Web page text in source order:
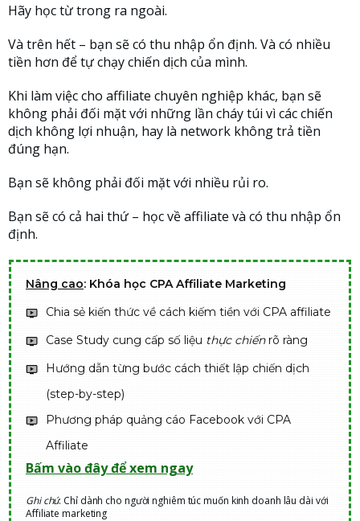
Hãy học từ trong ra ngoài.
Và trên hết – bạn sẽ có thu nhập ổn định. Và có nhiều
tiền hơn để tự chạy chiến dịch của mình.
Khi làm việc cho affiliate chuyên nghiệp khác, bạn sẽ
không phải đối mặt với những lần cháy túi vì các chiến
dịch không lợi nhuận, hay là network không trả tiền
đúng hạn.
Bạn sẽ không phải đối mặt với nhiều rủi ro.
Bạn sẽ có cả hai thứ – học về affiliate và có thu nhập ổn
định.
Nâng cao: Khóa học CPA Affiliate Marketing
Chia sẻ kiến thức về cách kiếm tiền với CPA affiliate
Case Study cung cấp số liệu thực chiếnrõ ràng
Hướng dẫn từng bước cách thiết lập chiến dịch
(step-by-step)
Phương pháp quảng cáo Facebook với CPA
Affiliate
Bấm vào đây để xem ngay
Ghi chú: Chỉ dành cho người nghiêm túc muốn kinh doanh lâu dài với
Affiliate marketing